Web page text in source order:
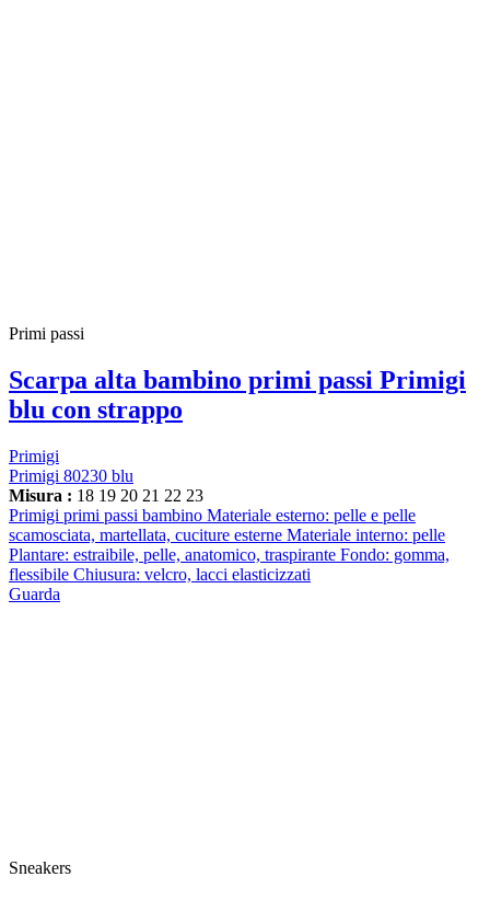
Primi passi
Scarpa alta bambino primi passi Primigi
blu con strappo
Primigi
Primigi 80230 blu
Misura : 18 19 20 21 22 23
Primigi primi passi bambino Materiale esterno: pelle e pelle
scamosciata, martellata, cuciture esterne Materiale interno: pelle
Plantare: estraibile, pelle, anatomico, traspirante Fondo: gomma,
flessibile Chiusura: velcro, lacci elasticizzati
Guarda
Sneakers